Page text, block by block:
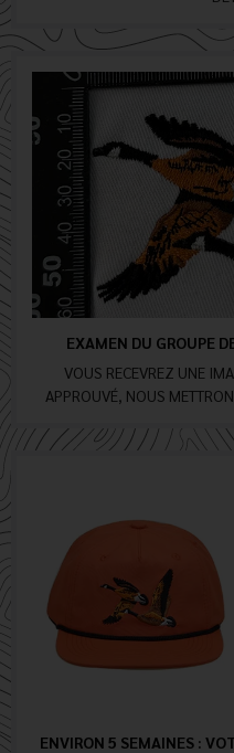
EXAMEN DU GROUPE
VOUS RECEVREZ UNE
APPROUVÉ, NOUS
ENVIRON 5 SEMAINES :